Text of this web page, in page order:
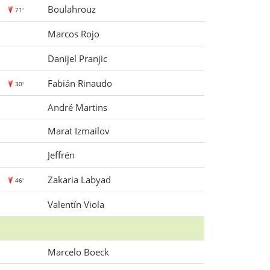
71' Boulahrouz
Marcos Rojo
Danijel Pranjic
30'
Fabián Rinaudo
André Martins
Marat Izmailov
Jeffrén
46' Zakaria Labyad
Valentín Viola
Marcelo Boeck